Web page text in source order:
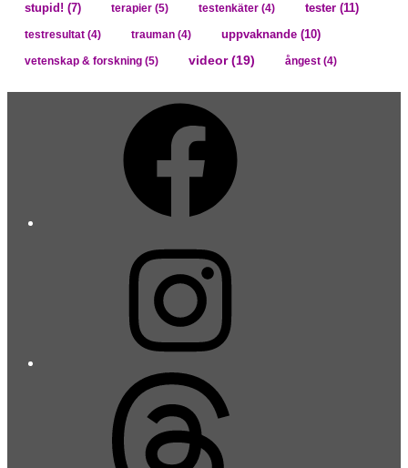
stupid! (7) terapier (5) testenkäter (4) tester (11)
testresultat (4) trauman (4) uppvaknande (10)
vetenskap & forskning (5) videor(19) ångest (4)